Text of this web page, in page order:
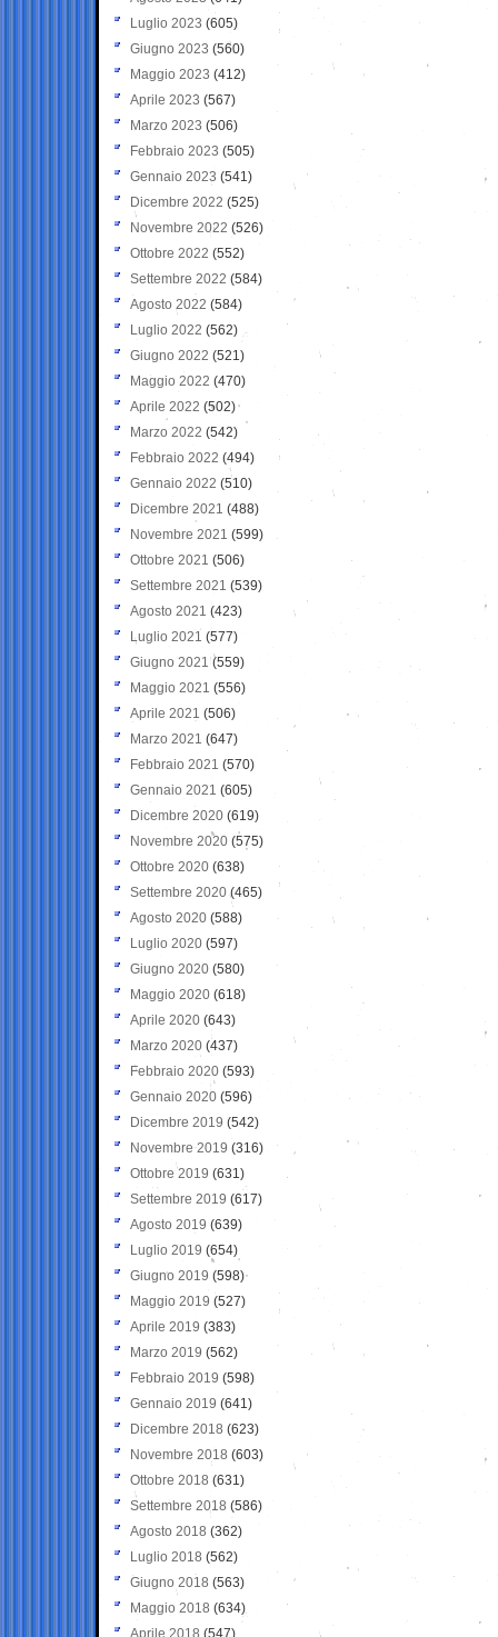
Luglio 2023 (605)
Giugno 2023 (560)
Maggio 2023 (412)
Aprile 2023 (567)
Marzo 2023 (506)
Febbraio 2023 (505)
Gennaio 2023 (541)
Dicembre 2022 (525)
Novembre 2022 (526)
Ottobre 2022 (552)
Settembre 2022 (584)
Agosto 2022 (584)
Luglio 2022 (562)
Giugno 2022 (521)
Maggio 2022 (470)
Aprile 2022 (502)
Marzo 2022 (542)
Febbraio 2022 (494)
Gennaio 2022 (510)
Dicembre 2021 (488)
Novembre 2021 (599)
Ottobre 2021 (506)
Settembre 2021 (539)
Agosto 2021 (423)
Luglio 2021 (577)
Giugno 2021(559)
Maggio 2021 (556)
Aprile 2021 (506)
Marzo 2021 (647)
Febbraio 2021 (570)
Gennaio 2021 (605)
Dicembre 2020 (619)
Novembre 2020 (575)
Ottobre 2020 (638)
Settembre 2020(465)
Agosto 2020 (588)
Luglio 2020 (597)
Giugno 2020 (580)
Maggio 2020 (618)
Aprile 2020 (643)
Marzo 2020 (437)
Febbraio 2020 (593)
Gennaio 2020 (596)
Dicembre 2019 (542)
Novembre 2019 (316)
Ottobre 2019 (631)
Settembre 2019 (617)
Agosto 2019 (639)
Luglio 2019 (654)
Giugno 2019 (598)
Maggio 2019 (527)
Aprile 2019 (383)
Marzo 2019 (562)
Febbraio 2019 (598)
Gennaio 2019 (641)
Dicembre 2018 (623)
Novembre 2018 (603)
Ottobre 2018 (631)
Settembre 2018 (586)
Agosto 2018 (362)
Luglio 2018 (562)
Giugno 2018 (563)
Maggio 2018 (634)
Aprile 2018 (547)